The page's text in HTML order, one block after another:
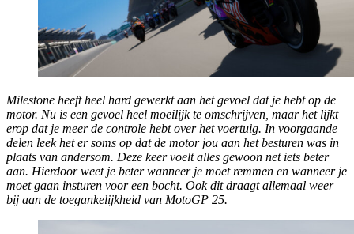
Milestone heeft heel hard gewerkt aan het gevoel dat je hebt op de
motor. Nu is een gevoel heel moeilijk te omschrijven, maar het lijkt
erop dat je meer de controle hebt over het voertuig. In voorgaande
delen leek het er soms op dat de motor jou aan het besturen was in
plaats van andersom. Deze keer voelt alles gewoon net iets beter
aan. Hierdoor weet je beter wanneer je moet remmen en wanneer je
moet gaan insturen voor een bocht. Ook dit draagt allemaal weer
bij aan de toegankelijkheid van MotoGP 25.